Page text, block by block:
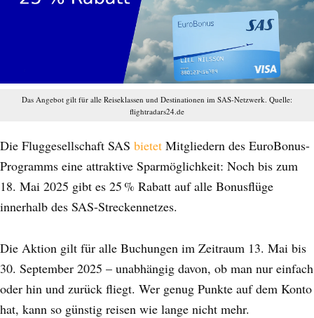
Das Angebot gilt für alle Reiseklassen und Destinationen im SAS-Netzwerk. Quelle:
flightradars24.de
Die Fluggesellschaft SAS bietet Mitgliedern des EuroBonus-
Programms eine attraktive Sparmöglichkeit: Noch bis zum
18. Mai 2025 gibt es 25 % Rabatt auf alle Bonusflüge
innerhalb des SAS-Streckennetzes.
Die Aktion gilt für alle Buchungen im Zeitraum 13. Mai bis
30. September 2025 – unabhängig davon, ob man nur einfach
oder hin und zurück fliegt. Wer genug Punkte auf dem Konto
hat, kann so günstig reisen wie lange nicht mehr.